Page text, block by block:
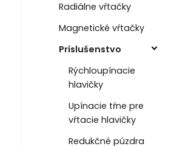
Radiálne vŕtačky
Magnetické vŕtačky
Príslušenstvo
Rýchloupínacie
hlavičky
Upínacie tŕne pre
vŕtacie hlavičky
Redukčné púzdra